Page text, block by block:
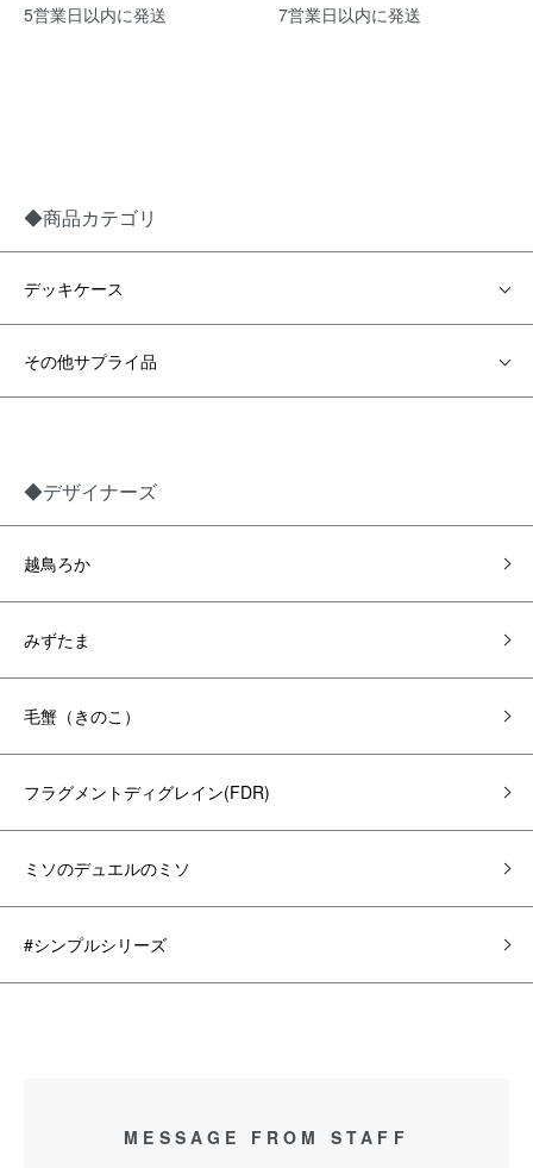
5営業日以内に発送
7営業日以内に発送
◆商品カテゴリ
デッキケース
その他サプライ品
◆デザイナーズ
越鳥ろか
みずたま
毛蟹（きのこ）
フラグメントディグレイン(FDR)
ミソのデュエルのミソ
#シンプルシリーズ
MESSAGE FROM STAFF